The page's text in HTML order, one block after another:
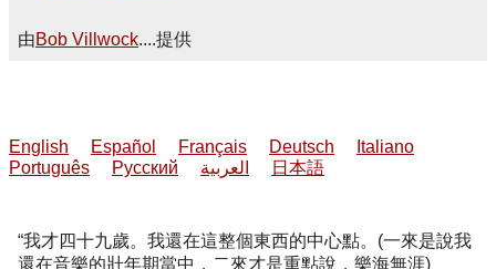
由Bob Villwock....提供
English Español Français Deutsch
Italiano
Português
Русский العربية 日本語
我才四十九歲。我還在這整個東西的中心點。(一來是說我
還在音樂的壯年期當中，二來才是重點說，樂海無涯)